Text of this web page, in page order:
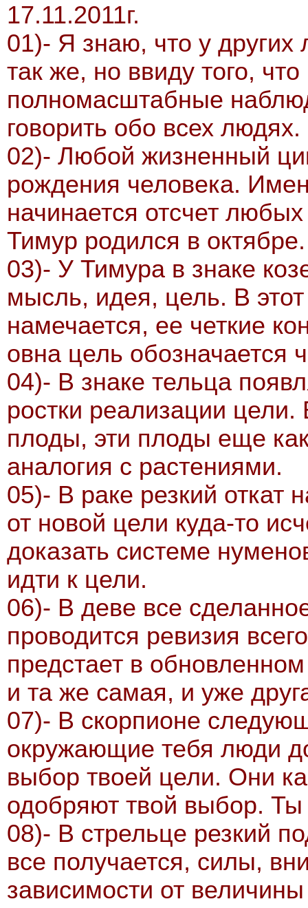
17.11.2011г.
01)- Я знаю, что у других
так же, но ввиду того,
полномасштабные
говорить обо всех людях.
02)- Любой жизненный
рождения человека.
начинается отсчет
Тимур родился в октябре.
03)- У Тимура в знаке
мысль, идея, цель. В
намечается, ее четкие
овна цель обозначается
04)- В знаке тельца
ростки реализации
плоды, эти плоды еще
аналогия с растениями.
05)- В раке резкий
от новой цели куда-то
доказать системе
идти к цели.
06)- В деве все
проводится ревизия
предстает в
и та же самая, и уже
07)- В скорпионе
окружающие тебя люди
выбор твоей цели. Они
одобряют твой выбор.
08)- В стрельце резкий
все получается, силы,
зависимости от